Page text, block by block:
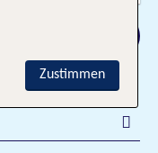
Zustimmen